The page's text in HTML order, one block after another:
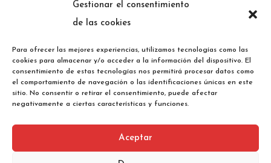
Gestionar el consentimiento
de las cookies
Para ofrecer las mejores experiencias, utilizamos tecnologías como las
cookies para almacenar y/o acceder a la información del dispositivo. El
consentimiento de estas tecnologías nos permitirá procesar datos como
el comportamiento de navegación o las identificaciones únicas en este
sitio. No consentir o retirar el consentimiento, puede afectar
negativamente a ciertas características y funciones.
Aceptar
© 2023 Comercial Cladera |Web
diseñada por CoMsentido.
Aviso legal